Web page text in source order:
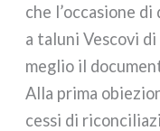
che l’occasione
a talu­ni Vescovi
meglio il
Alla pri­ma
ces­si di